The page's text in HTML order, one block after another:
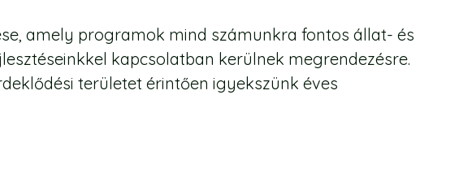
amely programok mind számunkra fontos állat- és
kapcsolatban kerülnek megrendezésre.
területet érintően igyekszünk éves